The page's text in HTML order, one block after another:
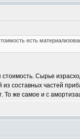
есть
Сырье
составных частей
То же самое и с